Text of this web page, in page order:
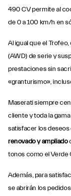
490 CV permite al
de 0 a 100 km/h en
Al igual que el
(AWD) de serie y
prestaciones sin
«granturismo»,
Maserati siempre
cliente y toda la
satisfacer los
renovado y ampliado
tonos como el Verde
Además, para
se abrirán los